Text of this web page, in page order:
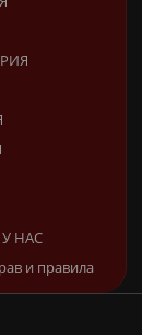
НАС
и правила